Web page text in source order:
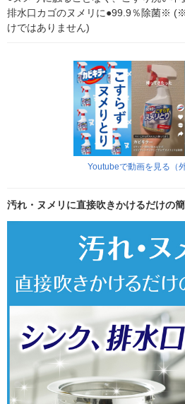
排水口カゴのヌメリに●99.9％除菌※
けではありません)
Youtubeで動画を見る（
汚れ・ヌメリに直接吹きかけるだけの